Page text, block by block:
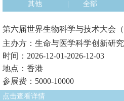
其他
全部
第六届世界生物科学与技术大会（
主办方：生命与医学科学创新研
时间：2026-12-01-2026-12-03
地点：香港
参展费：5000-10000
点击查看详情